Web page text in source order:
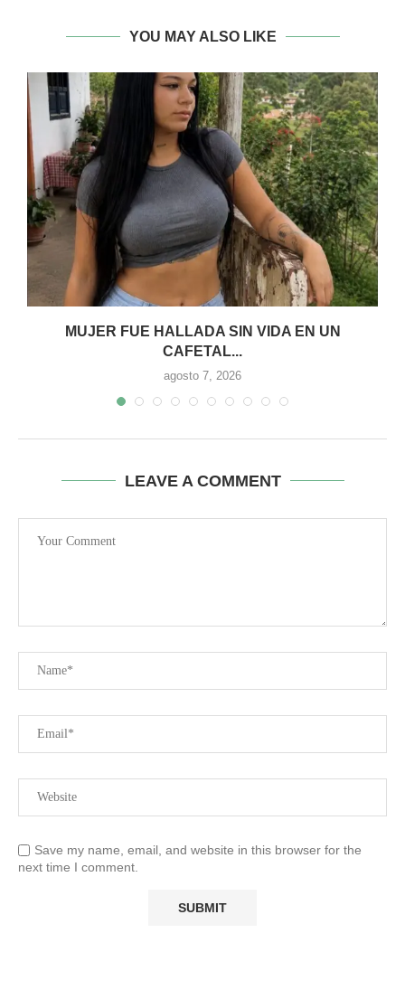
YOU MAY ALSO LIKE
MUJER FUE HALLADA SIN VIDA EN UN
CAFETAL...
agosto 7, 2026
LEAVE A COMMENT
Save my name, email, and website in this browser for the
next time I comment.